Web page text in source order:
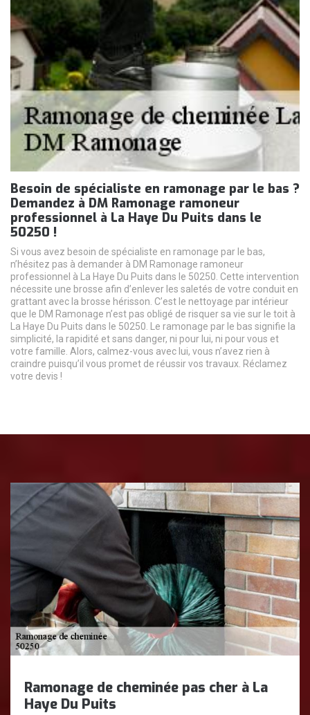
Besoin de spécialiste en ramonage par le bas ?
Demandez à DM Ramonage ramoneur
professionnel à La Haye Du Puits dans le
50250 !
Si vous avez besoin de spécialiste en ramonage par le bas,
n’hésitez pas à demander à DM Ramonage ramoneur
professionnel à La Haye Du Puits dans le 50250. Cette intervention
nécessite une brosse afin d’enlever les saletés de votre conduit en
grattant avec la brosse hérisson. C’est le nettoyage par intérieur
que le DM Ramonage n’est pas obligé de risquer sa vie sur le toit à
La Haye Du Puits dans le 50250. Le ramonage par le bas signifie la
simplicité, la rapidité et sans danger, ni pour lui, ni pour vous et
votre famille. Alors, calmez-vous avec lui, vous n’avez rien à
craindre puisqu’il vous promet de réussir vos travaux. Réclamez
votre devis !
Ramonage de cheminée pas cher à La
Haye Du Puits